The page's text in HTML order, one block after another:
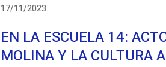
17/11/2023
EN LA ESCUELA 14:
MOLINA Y LA CULTURA